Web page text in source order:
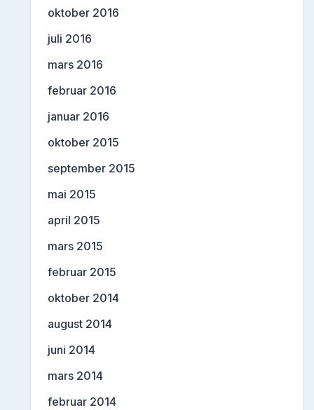
oktober 2016
juli 2016
mars 2016
februar 2016
januar 2016
oktober 2015
september 2015
mai 2015
april 2015
mars 2015
februar 2015
oktober 2014
august 2014
juni 2014
mars 2014
februar 2014